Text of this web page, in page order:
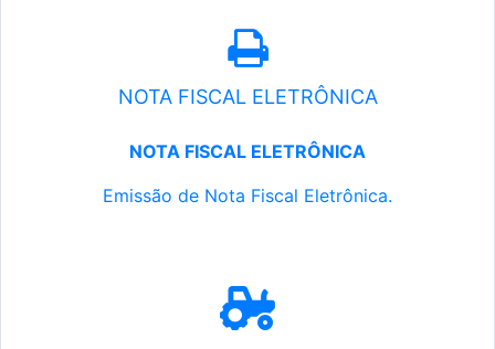
NOTA FISCAL ELETRÔNICA
NOTA FISCAL ELETRÔNICA
Emissão de Nota Fiscal Eletrônica.